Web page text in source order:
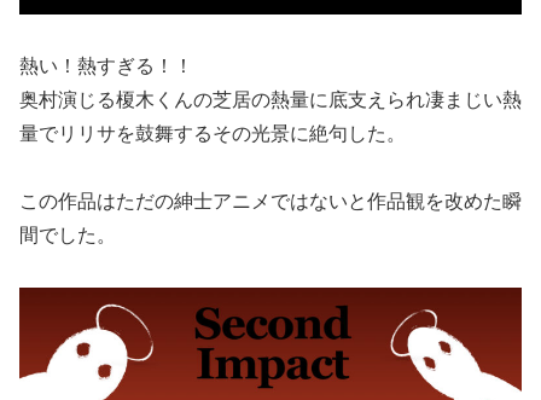
熱い！熱すぎる！！
奥村演じる榎木くんの芝居の熱量に底支えられ凄まじい熱
量でリリサを鼓舞するその光景に絶句した。
この作品はただの紳士アニメではないと作品観を改めた瞬
間でした。